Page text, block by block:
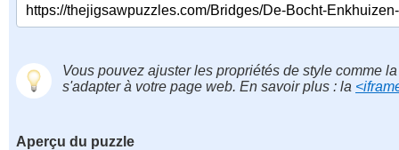
Vous pouvez ajuster les propriétés de style comme
s'adapter à votre page web. En savoir plus : la
Aperçu du puzzle